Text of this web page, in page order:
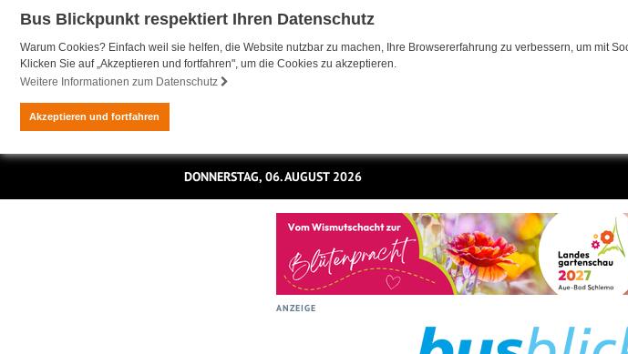
Bus Blickpunkt respektiert Ihren Datenschutz
Warum Cookies? Einfach weil sie helfen, die Website nutzbar zu machen, Ihre Browsererfahrung zu verbessern, um mit
Klicken Sie auf „Akzeptieren und fortfahren", um die Cookies zu akzeptieren.
Weitere Informationen zum Datenschutz
Akzeptieren und fortfahren
DONNERSTAG, 06. AUGUST 2026
ANZEIGE